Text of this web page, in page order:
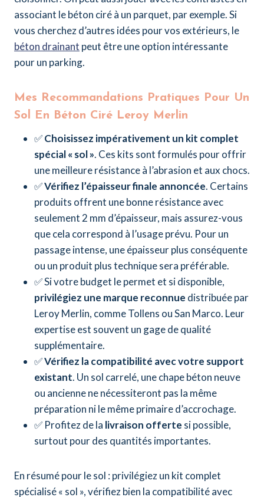
associant le béton ciré à un parquet, par exemple. Si
vous cherchez d’autres idées pour vos extérieurs, le
béton drainant peut être une option intéressante
pour un parking.
Mes Recommandations Pratiques Pour Un
Sol En Béton Ciré Leroy Merlin
✅Choisissez impérativement un kit complet
spécial « sol ». Ces kits sont formulés pour offrir
une meilleure résistance à l’abrasion et aux chocs.
✅Vérifiez l’épaisseur finale annoncée. Certains
produits offrent une bonne résistance avec
seulement 2 mm d’épaisseur, mais assurez-vous
que cela correspond à l’usage prévu. Pour un
passage intense, une épaisseur plus conséquente
ou un produit plus technique sera préférable.
✅ Si votre budget le permet et si disponible,
privilégiez une marque reconnue distribuée par
Leroy Merlin, comme Tollens ou San Marco. Leur
expertise est souvent un gage de qualité
supplémentaire.
✅Vérifiez la compatibilité avec votre support
existant. Un sol carrelé, une chape béton neuve
ou ancienne ne nécessiteront pas la même
préparation ni le même primaire d’accrochage.
✅ Profitez de la livraison offerte si possible,
surtout pour des quantités importantes.
En résumé pour le sol : privilégiez un kit complet
spécialisé « sol », vérifiez bien la compatibilité avec